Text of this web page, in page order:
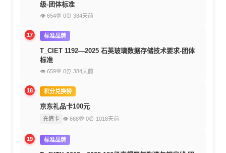
级-团体标准
👁 654💬 0⏰ 384天前
17 标准品牌
T_CIET 1192—2025 石英玻璃数据存储技术要求-团体
标准
👁 659💬 0⏰ 384天前
18 积分兑换榜
京东礼品卡100元
充值卡 👁 668💬 0⏰ 1018天前
19 标准品牌